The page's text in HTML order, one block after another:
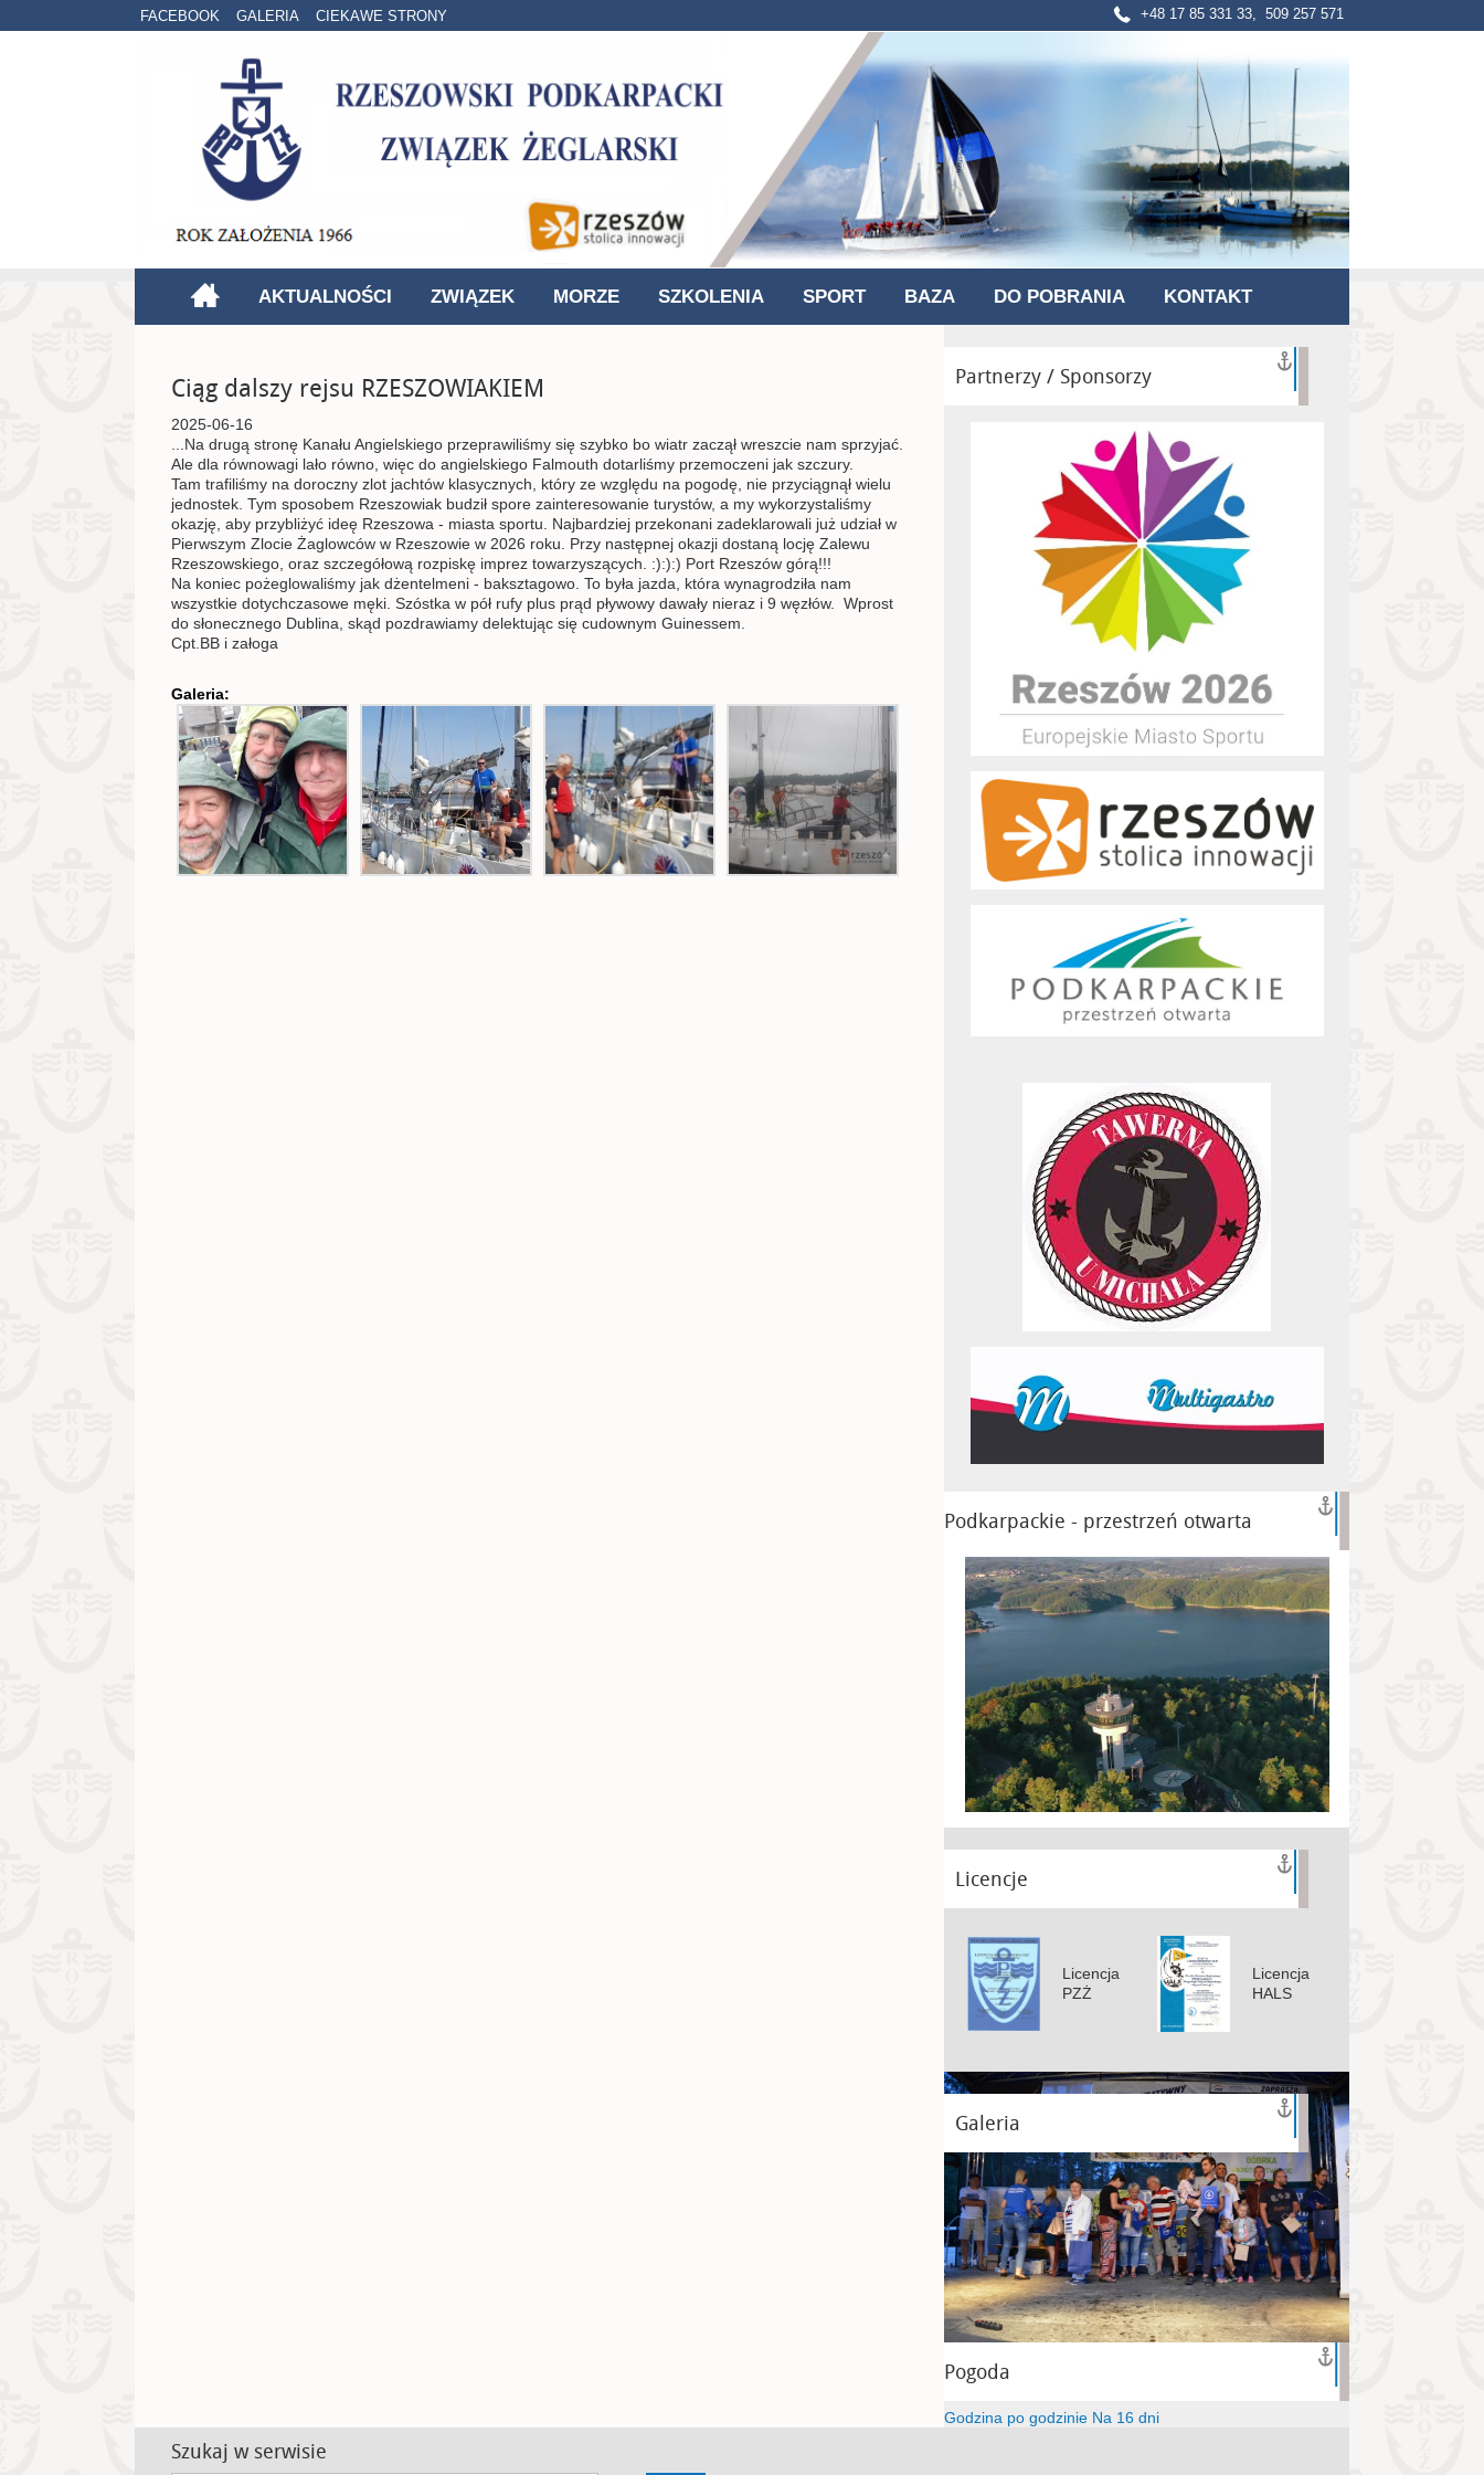
FACEBOOK GALERIA CIEKAWE STRONY +48 17 85 331 33, 509 257 571
AKTUALNOŚCI ZWIĄZEK MORZE SZKOLENIA SPORT BAZA DO POBRANIA KONTAKT
Ciąg dalszy rejsu RZESZOWIAKIEM
2025-06-16
...Na drugą stronę Kanału Angielskiego przeprawiliśmy się szybko bo wiatr zaczął wreszcie nam sprzyjać.
Ale dla równowagi lało równo, więc do angielskiego Falmouth dotarliśmy przemoczeni jak szczury.
Tam trafiliśmy na doroczny zlot jachtów klasycznych, który ze względu na pogodę, nie przyciągnął wielu
jednostek. Tym sposobem Rzeszowiak budził spore zainteresowanie turystów, a my wykorzystaliśmy
okazję, aby przybliżyć ideę Rzeszowa - miasta sportu. Najbardziej przekonani zadeklarowali już udział w
Pierwszym Zlocie Żaglowców w Rzeszowie w 2026 roku. Przy następnej okazji dostaną locję Zalewu
Rzeszowskiego, oraz szczegółową rozpiskę imprez towarzyszących. :):):) Port Rzeszów górą!!!
Na koniec pożeglowaliśmy jak dżentelmeni - baksztagowo. To była jazda, która wynagrodziła nam
wszystkie dotychczasowe męki. Szóstka w pół rufy plus prąd pływowy dawały nieraz i 9 węzłów. Wprost
do słonecznego Dublina, skąd pozdrawiamy delektując się cudownym Guinessem.
Cpt.BB i załoga
Galeria:
Partnerzy / Sponsorzy
Podkarpackie - przestrzeń otwarta
Licencje
Licencja
PZŻ
Licencja
HALS
Galeria
Pogoda
Godzina po godzinie Na 16 dni
Szukaj w serwisie